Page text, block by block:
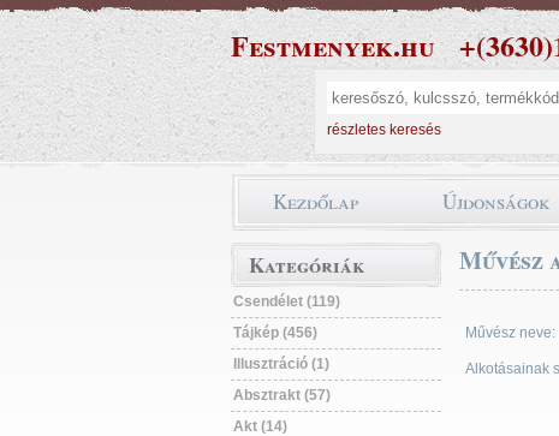
Festmenyek.hu
részletes keresés
Kezdőlap Újdonságok
Kategóriák
Csendélet (119)
Tájkép (456)
Illusztráció (1)
Absztrakt (57)
Akt (14)
Művész
Művész neve:
Alkotásainak